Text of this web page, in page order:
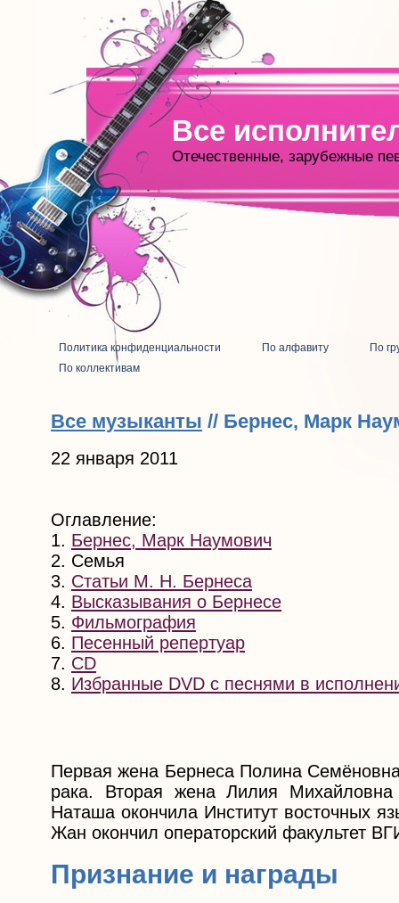
Все
Отечественные, зарубежные
Политика конфиденциальности По алфавиту
По
По коллективам
Все музыканты // Бернес, Марк
22 января 2011
Оглавление:
1. Бернес, Марк Наумович
2. Семья
3. Статьи М. Н. Бернеса
4. Высказывания о Бернесе
5. Фильмография
6. Песенный репертуар
7. CD
8. Избранные DVD с песнями в
Первая жена Бернеса Полина
рака. Вторая жена Лилия
Наташа окончила Институт восточных
Жан окончил операторский факультет
Признание и награды